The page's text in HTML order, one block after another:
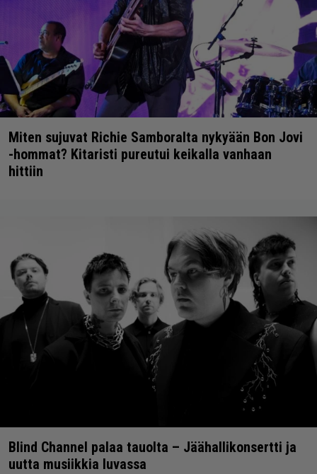
Miten sujuvat Richie Samboralta nykyään Bon Jovi
-hommat? Kitaristi pureutui keikalla vanhaan
hittiin
Blind Channel palaa tauolta – Jäähallikonsertti ja
uutta musiikkia luvassa